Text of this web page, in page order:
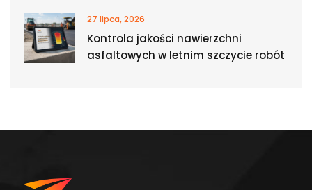
27 lipca, 2026
Kontrola jakości nawierzchni
asfaltowych w letnim szczycie robót